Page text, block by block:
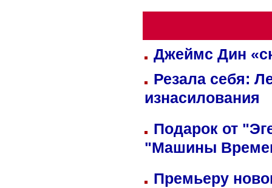
Джеймс Дин
Резала себя:
изнасилования
Подарок от
"Машины
Премьеру